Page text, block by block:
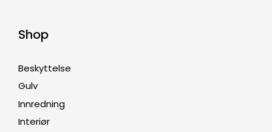
Shop
Beskyttelse
Gulv
Innredning
Interiør